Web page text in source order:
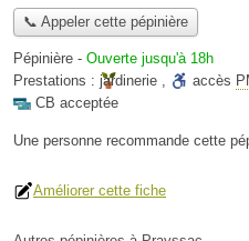
📞 Appeler cette pépinière
Pépinière - Ouverte jusqu'à 18h
Prestations : jardinerie , accès
CB acceptée
Une personne recommande cette
Améliorer cette fiche